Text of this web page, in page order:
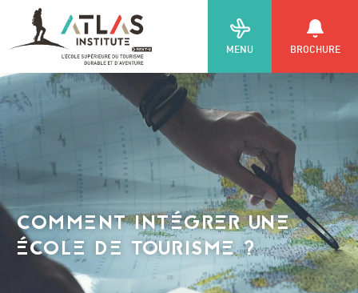
MENU BROCHURE
COMMENT INTÉGRER UNE
ÉCOLE DE TOURISME ?